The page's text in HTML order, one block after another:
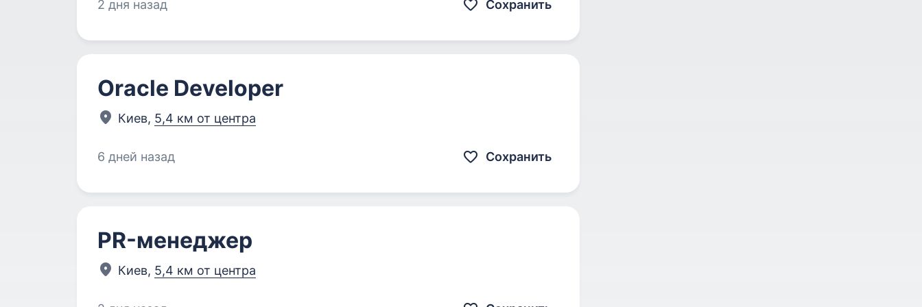
2 дня назад Сохранить
Oracle Developer
Киев, 5,4 км от центра
6 дней назад Сохранить
PR-менеджер
Киев, 5,4 км от центра